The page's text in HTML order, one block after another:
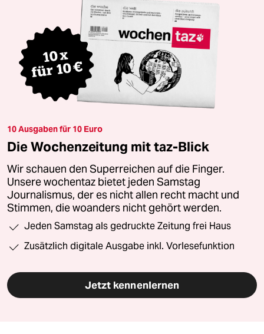
10 Ausgaben für 10 Euro
Die Wochenzeitung mit taz-Blick
Wir schauen den Superreichen auf die Finger.
Unsere wochentaz bietet jeden Samstag
Journalismus, der es nicht allen recht macht und
Stimmen, die woanders nicht gehört werden.
Jeden Samstag als gedruckte Zeitung frei Haus
Zusätzlich digitale Ausgabe inkl. Vorlesefunktion
Jetzt kennenlernen